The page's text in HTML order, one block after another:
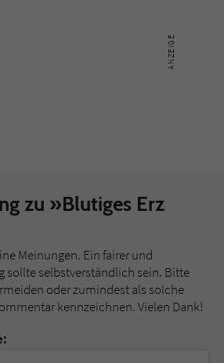
zu »Blutiges Erz
Meinungen. Ein fairer und
sollte selbstverständlich sein. Bitte
oder zumindest als solche
kennzeichnen. Vielen Dank!